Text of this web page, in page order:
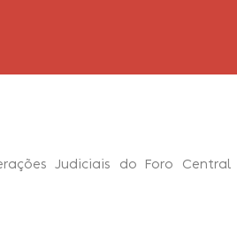
Judiciais do Foro Central